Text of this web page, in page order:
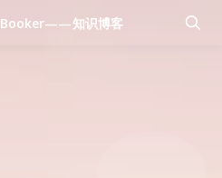
Booker——知识博客